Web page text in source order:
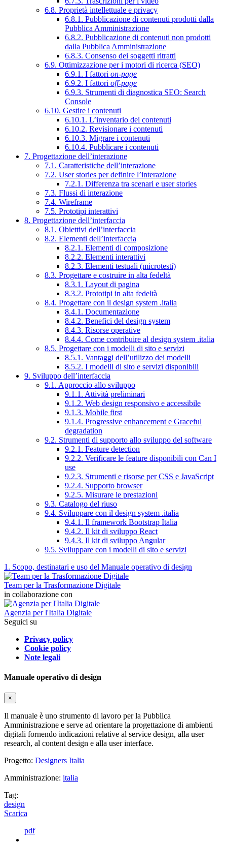
6.8. Proprietà intellettuale e privacy
6.8.1. Pubblicazione di contenuti prodotti dalla
Pubblica Amministrazione
6.8.2. Pubblicazione di contenuti non prodotti
dalla Pubblica Amministrazione
6.8.3. Consenso dei soggetti ritratti
6.9. Ottimizzazione per i motori di ricerca (SEO)
6.9.1. I fattori on-page
6.9.2. I fattori off-page
6.9.3. Strumenti di diagnostica SEO: Search
Console
6.10. Gestire i contenuti
6.10.1. L’inventario dei contenuti
6.10.2. Revisionare i contenuti
6.10.3. Migrare i contenuti
6.10.4. Pubblicare i contenuti
7. Progettazione dell’interazione
7.1. Caratteristiche dell’interazione
7.2. User stories per definire l’interazione
7.2.1. Differenza tra scenari e user stories
7.3. Flussi di interazione
7.4. Wireframe
7.5. Prototipi interattivi
8. Progettazione dell’interfaccia
8.1. Obiettivi dell’interfaccia
8.2. Elementi dell’interfaccia
8.2.1. Elementi di composizione
8.2.2. Elementi interattivi
8.2.3. Elementi testuali (microtesti)
8.3. Progettare e costruire in alta fedeltà
8.3.1. Layout di pagina
8.3.2. Prototipi in alta fedeltà
8.4. Progettare con il design system .italia
8.4.1. Documentazione
8.4.2. Benefici del design system
8.4.3. Risorse operative
8.4.4. Come contribuire al design system .italia
8.5. Progettare con i modelli di sito e servizi
8.5.1. Vantaggi dell’utilizzo dei modelli
8.5.2. I modelli di sito e servizi disponibili
9. Sviluppo dell’interfaccia
9.1. Approccio allo sviluppo
9.1.1. Attività preliminari
9.1.2. Web design responsivo e accessibile
9.1.3. Mobile first
9.1.4. Progressive enhancement e Graceful
degradation
9.2. Strumenti di supporto allo sviluppo del software
9.2.1. Feature detection
9.2.2. Verificare le feature disponibili con Can I
use
9.2.3. Strumenti e risorse per CSS e JavaScript
9.2.4. Supporto browser
9.2.5. Misurare le prestazioni
9.3. Catalogo del riuso
9.4. Sviluppare con il design system .italia
9.4.1. Il framework Bootstrap Italia
9.4.2. Il kit di sviluppo React
9.4.3. Il kit di sviluppo Angular
9.5. Sviluppare con i modelli di sito e servizi
1. Scopo, destinatari e uso del Manuale operativo di design
Team per la Trasformazione Digitale
in collaborazione con
Agenzia per l'Italia Digitale
Seguici su
Privacy policy
Cookie policy
Note legali
Manuale operativo di design
×
Il manuale è uno strumento di lavoro per la Pubblica
Amministrazione e serve ad orientare la progettazione di ambienti
digitali fornendo indicazioni relative al service design, alla user
research, al content design e alla user interface.
Progetto: Designers Italia
Amministrazione: italia
Tag:
design
Scarica
pdf